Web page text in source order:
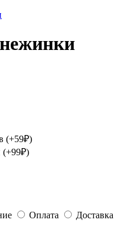
(+59₽)
(+99₽)
Оплата
Доставка